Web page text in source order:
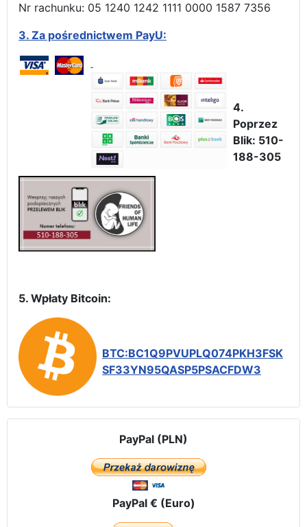
Nr rachunku: 05 1240 1242 1111 0000 1587 7356
3. Za pośrednictwem PayU:
4.
Poprzez
Blik: 510-
188-305
5. Wpłaty Bitcoin:
BTC:BC1Q9PVUPLQ074PKH3FSK
SF33YN95QASP5PSACFDW3
PayPal (PLN)
PayPal € (Euro)